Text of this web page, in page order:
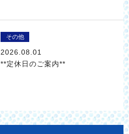
その他
2026.08.01
**定休日のご案内**